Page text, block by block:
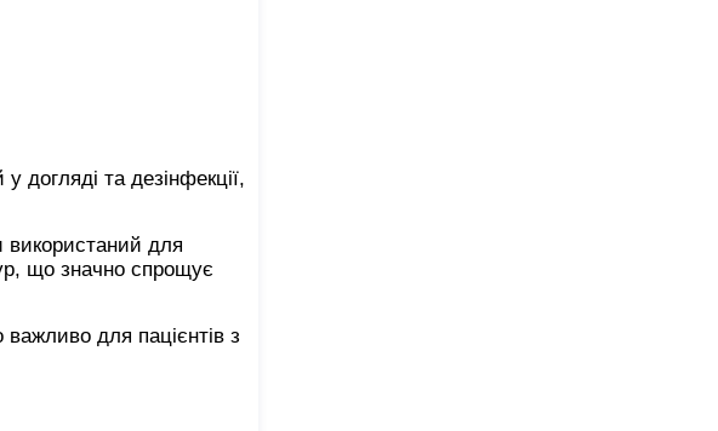
догляді та дезінфекції,
для
що значно спрощує
для пацієнтів з